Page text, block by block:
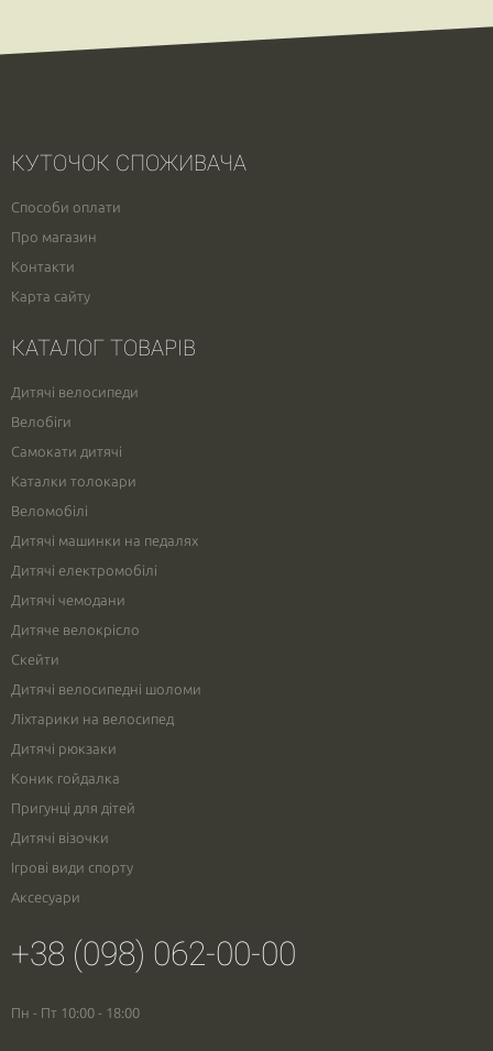
КУТОЧОК СПОЖИВАЧА
Способи оплати
Про магазин
Контакти
Карта сайту
КАТАЛОГ ТОВАРІВ
Дитячі велосипеди
Велобіги
Самокати дитячі
Каталки толокари
Веломобілі
Дитячі машинки на педалях
Дитячі електромобілі
Дитячі чемодани
Дитяче велокрісло
Скейти
Дитячі велосипедні шоломи
Ліхтарики на велосипед
Дитячі рюкзаки
Коник гойдалка
Пригунці для дітей
Дитячі візочки
Ігрові види спорту
Аксесуари
+38 (098) 062-00-00
Пн - Пт 10:00 - 18:00